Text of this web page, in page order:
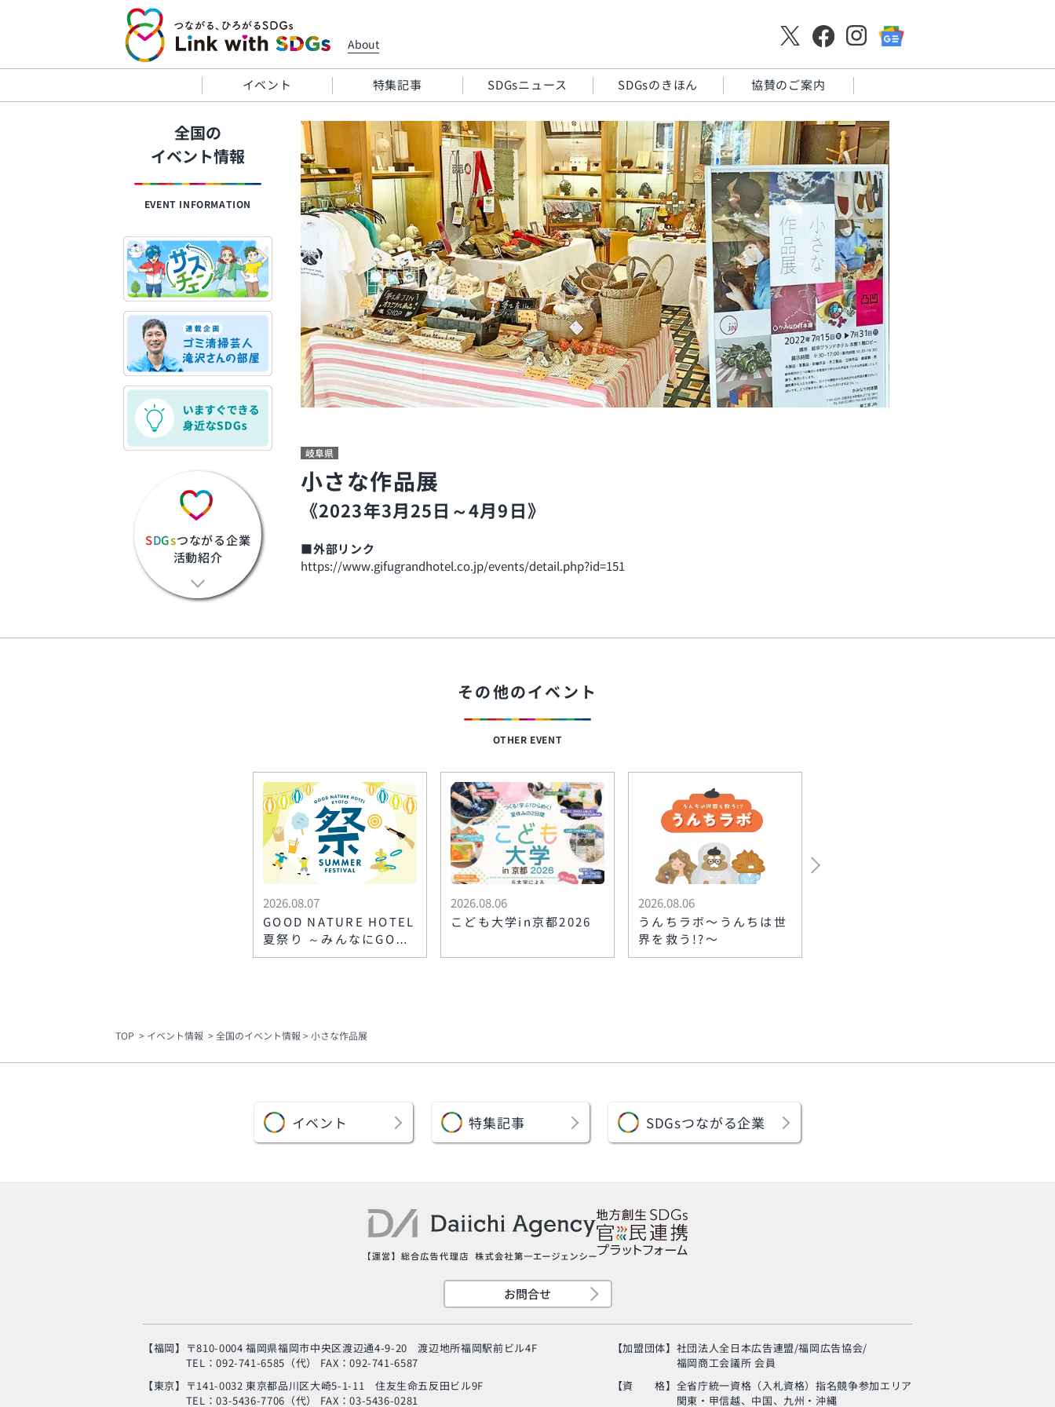
About
イベント 特集記事 SDGsニュース SDGsのきほん 協賛のご案内
全国の
イベント情報
EVENT INFORMATION
SDGsつながる企業
活動紹介
岐阜県
小さな作品展
《2023年3月25日～4月9日》
■外部リンク
https://www.gifugrandhotel.co.jp/events/detail.php?id=151
その他のイベント
OTHER EVENT
2026.08.07
GOOD NATURE HOTEL
夏祭り ～みんなにGOOD
な思い出づくり～
2026.08.06
こども大学in京都2026
2026.08.06
うんちラボ〜うんちは世
界を救う!?〜
TOP イベント情報 全国のイベント情報 小さな作品展
イベント 特集記事 SDGsつながる企業
お問合せ
【福岡】 〒810-0004 福岡県福岡市中央区渡辺通4-9-20渡辺地所福岡駅前ビル4F
TEL：092-741-6585（代） FAX：092-741-6587
【東京】 〒141-0032 東京都品川区大崎5-1-11 住友生命五反田ビル9F
TEL：03-5436-7706（代） FAX：03-5436-0281
【加盟団体】 社団法人全日本広告連盟/福岡広告協会/
福岡商工会議所 会員
【資 格】 全省庁統一資格（入札資格）指名競争参加エリア
関東・甲信越、中国、九州・沖縄